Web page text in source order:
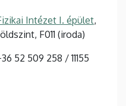
Intézet I. épület,
F011 (iroda)
52 509 258 / 11155